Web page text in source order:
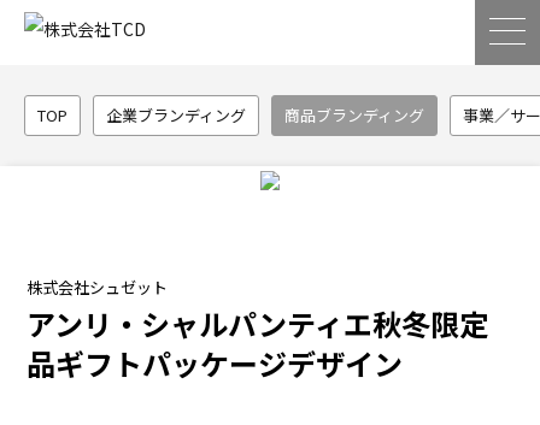
TOP 企業ブランディング 商品ブランディング 事業／サ
株式会社シュゼット
アンリ・シャルパンティエ秋冬限定
品ギフトパッケージデザイン